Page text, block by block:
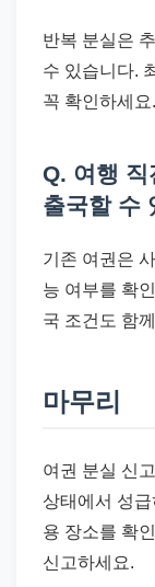
반복 분실은
수 있습니다.
꼭 확인하세요.
Q. 여행
출국할 수
기존 여권은
능 여부를 확
국 조건도 함
마무리
여권 분실 신
상태에서 성
용 장소를 확
신고하세요.